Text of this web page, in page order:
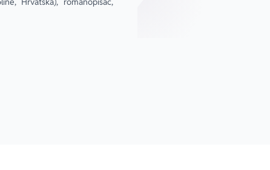
romana konkretan događaj ‒ Karlovački mir.“